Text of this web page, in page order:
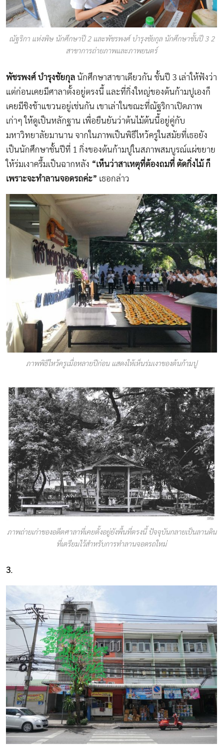
ณัฐริกา แห่งพิษ นักศึกษาปี 2 และพัชรพงศ์ บำรุงชัยกุล นักศึกษาชั้นปี 3 2
สาขาการถ่ายภาพและภาพยนตร์
พัชรพงศ์ บำรุงชัยกุล นักศึกษาสาขาเดียวกัน ชั้นปี 3 เล่าให้ฟังว่า
แต่ก่อนเคยมีศาลาตั้งอยู่ตรงนี้ และที่กิ่งใหญ่ของต้นก้ามปูเองก็
เคยมีชิงช้าแขวนอยู่เช่นกัน เขาเล่าในขณะที่ณัฐริกาเปิดภาพ
เก่าๆ ให้ดูเป็นหลักฐาน เพื่อยืนยันว่าต้นไม้ต้นนี้อยู่คู่กับ
มหาวิทยาลัยมานาน จากในภาพเป็นพิธีไหว้ครูในสมัยที่เธอยัง
เป็นนักศึกษาชั้นปีที่ 1 กิ่งของต้นก้ามปูในสภาพสมบูรณ์แผ่ขยาย
ให้ร่มเงาครึ้มเป็นฉากหลัง “เห็นว่าสาเหตุที่ต้องถมที่ ตัดกิ่งไม้ ก็
เพราะจะทำลานจอดรถค่ะ” เธอกล่าว
ภาพพิธีไหว้ครูเมื่อหลายปีก่อน แสดงให้เห็นร่มเงาของต้นก้ามปู
ภาพถ่ายเก่าของอดีตศาลาที่เคยตั้งอยู่ยังพื้นที่ตรงนี้ ปัจจุบันกลายเป็นลานดิน
ที่เตรียมไว้สำหรับการทำลานจอดรถใหม่
3.